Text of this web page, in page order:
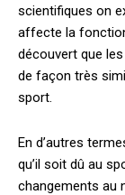
scientifiques on
affecte la
découvert que
de façon très
sport.
En d’autres
qu’il soit dû au
changements au